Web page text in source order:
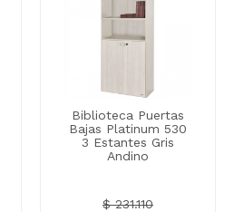
Biblioteca Puertas
Bajas Platinum 530
3 Estantes Gris
Andino
$ 231.110